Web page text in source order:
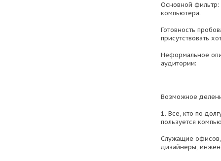
Основной фильтр:
компьютера.
Готовность
присутствовать
Неформальное
аудитории:
Возможное
1. Все, кто по
пользуется
Служащие офисов,
дизайнеры,